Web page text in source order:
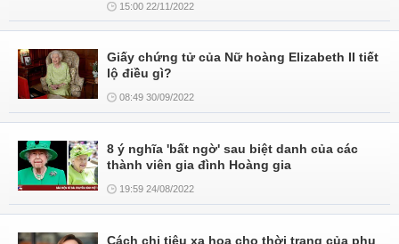
15:00 22/11/2022
Giấy chứng tử của Nữ hoàng Elizabeth II tiết
lộ điều gì?
08:49 30/09/2022
8 ý nghĩa 'bất ngờ' sau biệt danh của các
thành viên gia đình Hoàng gia
19:59 24/08/2022
Cách chi tiêu xa hoa cho thời trang của phu